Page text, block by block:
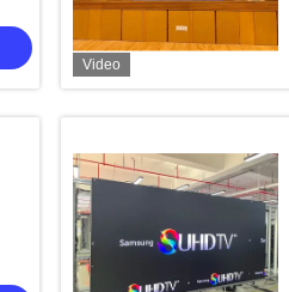
Video